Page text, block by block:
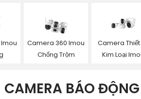
Camera 360 Imou
Chống Trộm
Camera Thiết
Kim Loại
CAMERA BÁO